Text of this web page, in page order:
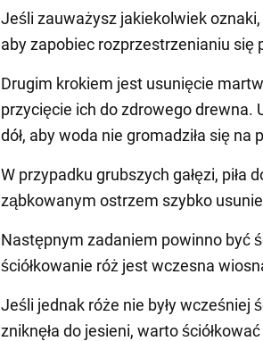
Jeśli zauważysz jakiekolwiek
aby zapobiec rozprzestrzenianiu się
Drugim krokiem jest usunięcie
przycięcie ich do zdrowego drewna.
dół, aby woda nie gromadziła się na
W przypadku grubszych gałęzi, piła
ząbkowanym ostrzem szybko usunie
Następnym zadaniem powinno być
ściółkowanie róż jest wczesna
Jeśli jednak róże nie były wcześniej
zniknęła do jesieni, warto